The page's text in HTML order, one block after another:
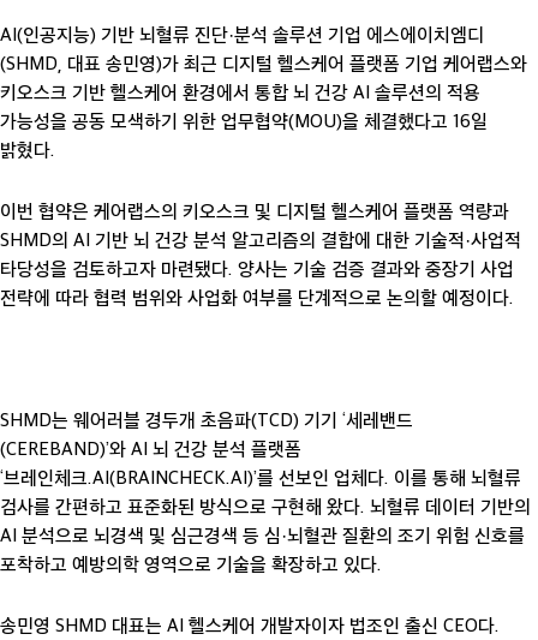
AI(인공지능) 기반 뇌혈류 진단·분석 솔루션 기업 에스에이치엠디
(SHMD, 대표 송민영)가 최근 디지털 헬스케어 플랫폼 기업 케어랩스와
키오스크 기반 헬스케어 환경에서 통합 뇌 건강 AI 솔루션의 적용
가능성을 공동 모색하기 위한 업무협약(MOU)을 체결했다고 16일
밝혔다.
이번 협약은 케어랩스의 키오스크 및 디지털 헬스케어 플랫폼 역량과
SHMD의 AI 기반 뇌 건강 분석 알고리즘의 결합에 대한 기술적·사업적
타당성을 검토하고자 마련됐다. 양사는 기술 검증 결과와 중장기 사업
전략에 따라 협력 범위와 사업화 여부를 단계적으로 논의할 예정이다.
SHMD는 웨어러블 경두개 초음파(TCD) 기기 ‘세레밴드
(CEREBAND)’와 AI 뇌 건강 분석 플랫폼
‘브레인체크.AI(BRAINCHECK.AI)’를 선보인 업체다. 이를 통해 뇌혈류
검사를 간편하고 표준화된 방식으로 구현해 왔다. 뇌혈류 데이터 기반의
AI 분석으로 뇌경색 및 심근경색 등 심·뇌혈관 질환의 조기 위험 신호를
포착하고 예방의학 영역으로 기술을 확장하고 있다.
송민영 SHMD 대표는 AI 헬스케어 개발자이자 법조인 출신 CEO다.